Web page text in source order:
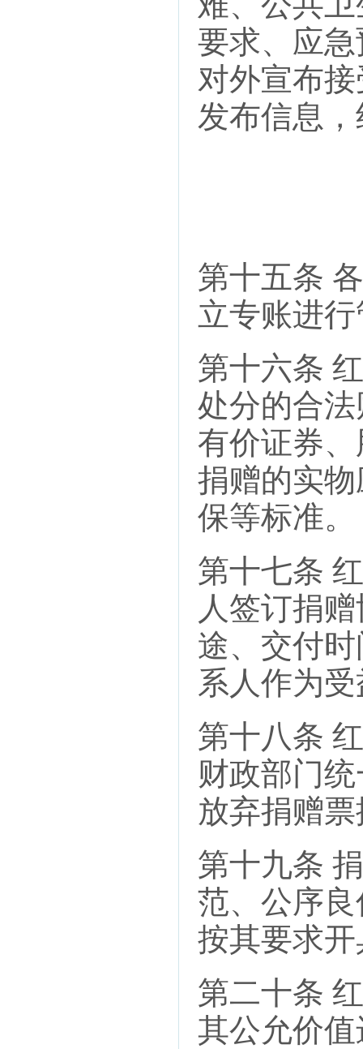
要求、应
对外宣布
发布信息
第十五条
立专账进
第十六条
处分的合
有价证券
捐赠的实
保等标准。
第十七条
人签订捐
途、交付
系人作为
第十八条
财政部门
放弃捐赠
第十九条
范、公序
按其要求开
第二十条
其公允价